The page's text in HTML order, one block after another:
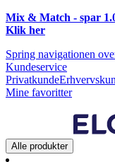
Mix & Match - spar
Klik her
Spring navigationen
Kundeservice
Privatkunde
Mine favoritter
Alle produkter